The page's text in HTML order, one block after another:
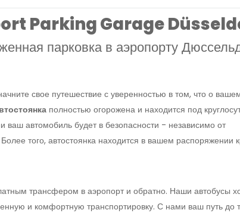
Parking Garage
парковка в аэропорту
свое путешествие с уверенностью в том, что о
полностью огорожена и находится под
ваш автомобиль будет в безопасности - независимо от
того, автостоянка находится в вашем распоряжении
трансфером в аэропорт и обратно. Наши автобусы
и комфортную транспортировку. С нами ваш путь до